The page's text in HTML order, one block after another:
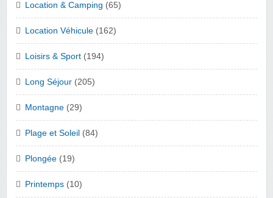
Location & Camping (65)
Location Véhicule (162)
Loisirs & Sport (194)
Long Séjour (205)
Montagne (29)
Plage et Soleil (84)
Plongée (19)
Printemps (10)